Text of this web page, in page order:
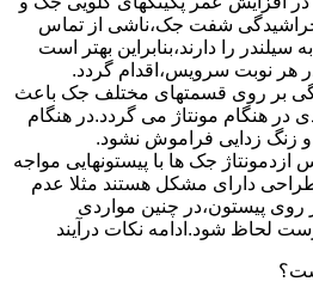
شفت جک،ناشی از تماس
را دارند،بنابراین بهتر است
هر نوبت سرویس،اقدام گردد.
بر روی قسمتهای مختلف جک باعث
در هنگام مونتاژ می گردد.در هنگام
زنگ زدایی فراموش نشود.
ازدمونتاژ جک ها با پیستونهایی مواجه
دارای مشکل هستند مثلا عدم
روی پیستون،در چنین مواردی
لحاظ شود.ادامه نکات درآیند